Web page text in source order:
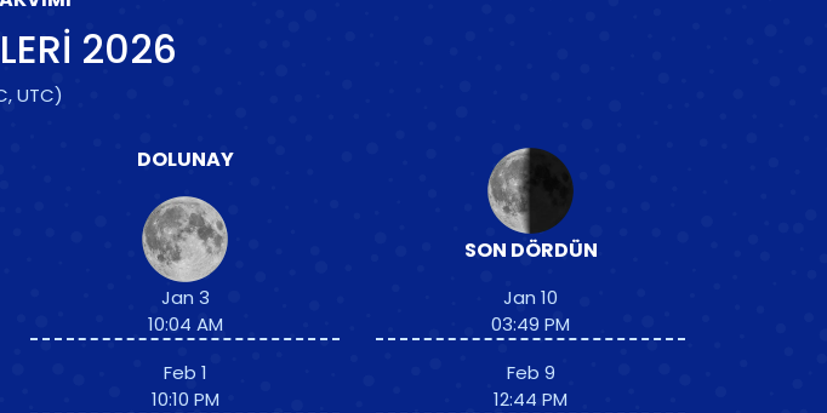
2026
UTC)
DOLUNAY
Jan 3
10:04 AM
Feb 1
10:10 PM
SON DÖRDÜN
Jan 10
03:49 PM
Feb 9
12:44 PM